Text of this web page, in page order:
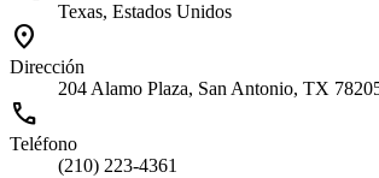
Texas, Estados Unidos
location_on
Dirección
204 Alamo Plaza, San Antonio, TX
call
Teléfono
(210) 223-4361